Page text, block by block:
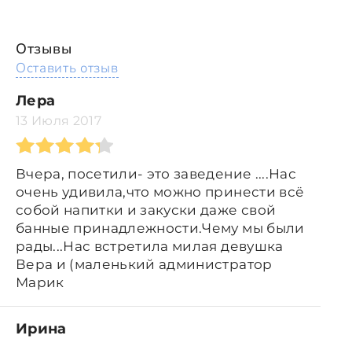
Отзывы
Оставить отзыв
Лера
13 Июля 2017
Вчера, посетили- это заведение ....Нас
очень удивила,что можно принести всё
собой напитки и закуски даже свой
банные принадлежности.Чему мы были
рады...Нас встретила милая девушка
Вера и (маленький администратор
Марик
Ирина